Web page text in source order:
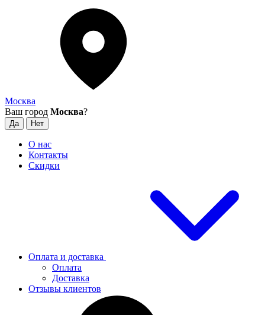
Москва
Ваш город Москва?
О нас
Контакты
Скидки
Оплата и доставка
Оплата
Доставка
Отзывы клиентов